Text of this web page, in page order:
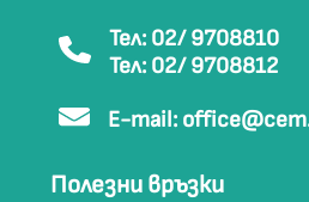
Тел: 02/ 9708810
Тел: 02/ 9708812
E-mail:
Полезни връзки